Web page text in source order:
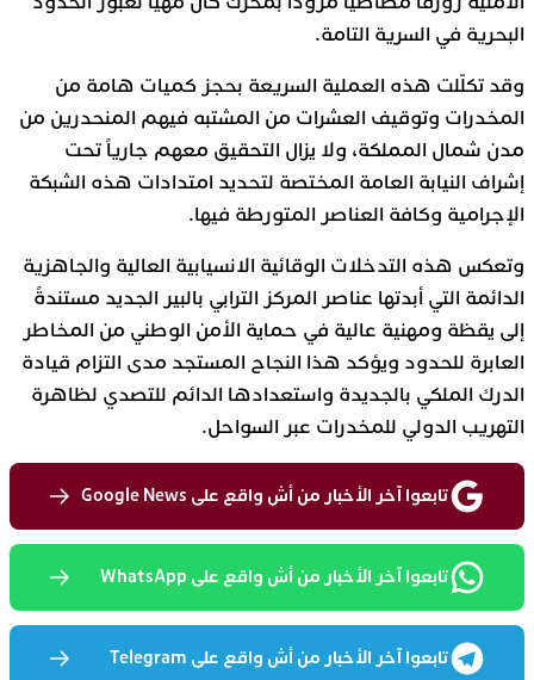
البحرية في السرية التامة.
وقد تكلّلت هذه العملية السريعة بحجز كميات هامة من
المخدرات وتوقيف العشرات من المشتبه فيهم المنحدرين من
مدن شمال المملكة، ولا يزال التحقيق معهم جارياً تحت
إشراف النيابة العامة المختصة لتحديد امتدادات هذه الشبكة
الإجرامية وكافة العناصر المتورطة فيها.
وتعكس هذه التدخلات الوقائية الانسيابية العالية والجاهزية
الدائمة التي أبدتها عناصر المركز الترابي بالبير الجديد مستندةً
إلى يقظة ومهنية عالية في حماية الأمن الوطني من المخاطر
العابرة للحدود ويؤكد هذا النجاح المستجد مدى التزام قيادة
الدرك الملكي بالجديدة واستعدادها الدائم للتصدي لظاهرة
التهريب الدولي للمخدرات عبر السواحل.
تابعوا آخر الأخبار من أش واقع على Google News
تابعوا آخر الأخبار من أش واقع على WhatsApp
تابعوا آخر الأخبار من أش واقع على Telegram